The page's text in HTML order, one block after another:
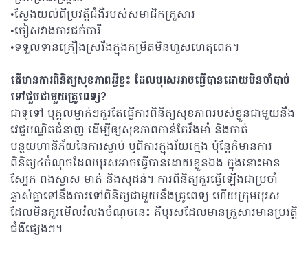
•ស្វែងយល់ពីប្រវត្តិជំងឺរបស់សមាជិកគ្រួសារ
•ចៀសវាងការជក់បារី
•ទទួលទានគ្រឿងស្រវឹងក្នុងកម្រិតមិនហួសហេតុពេក។
តើមានការពិនិត្យសុខភាពអ្វីខ្លះ ដែលបុរសអាចធ្វើបានដោយមិនចាំបាច់
ទៅជួបជាមួយគ្រូពេទ្យ?
ជាទូទៅ បុគ្គលម្នាក់ៗគួរតែធ្វើការពិនិត្យសុខភាពរបស់ខ្លួនជាមួយនឹង
វេជ្ជបណ្ឌិតជំនាញ ដើម្បីឲ្យសុខភាពកាន់តែរឹងមាំ និងកាត់
បន្ថយហានិភ័យនៃការស្លាប់ ឬពិការក្នុងវ័យក្មេង ប៉ុន្តែក៏មានការ
ពិនិត្យ៤ចំណុចដែលបុរសអាចធ្វើបានដោយខ្លួនឯង ក្នុងនោះមាន
ស្បែក ពងស្វាស មាត់ និងសុដន់។ ការពិនិត្យគួរធ្វើឡើងជាប្រចាំ
ឆ្លាស់គ្នាទៅនឹងការទៅពិនិត្យជាមួយនឹងគ្រូពេទ្យ ហើយក្រុមបុរស
ដែលមិនគួរមើលរំលងចំណុចនេះ គឺបុរសដែលមានគ្រួសារមានប្រវត្តិ
ជំងឺផ្សេងៗ។